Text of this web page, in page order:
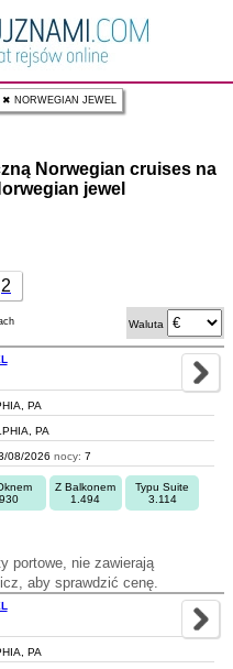
✖ NORWEGIAN JEWEL
Norwegian cruises na
jewel
2
Waluta
PA
PA
08/2026 nocy: 7
930
Z Balkonem
1.494
Typu Suite
3.114
portowe, nie zawierają
aby sprawdzić cenę.
PA